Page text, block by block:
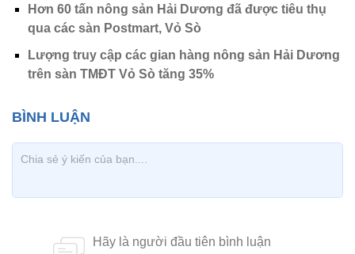
Hơn 60 tấn nông sản Hải Dương đã được tiêu thụ
qua các sàn Postmart, Vỏ Sò
Lượng truy cập các gian hàng nông sản Hải Dương
trên sàn TMĐT Vỏ Sò tăng 35%